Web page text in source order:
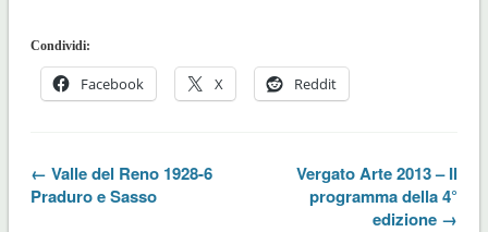
Condividi:
Facebook X Reddit
← Valle del Reno 1928-6
Praduro e Sasso
Vergato Arte 2013 – Il
programma della 4°
edizione →